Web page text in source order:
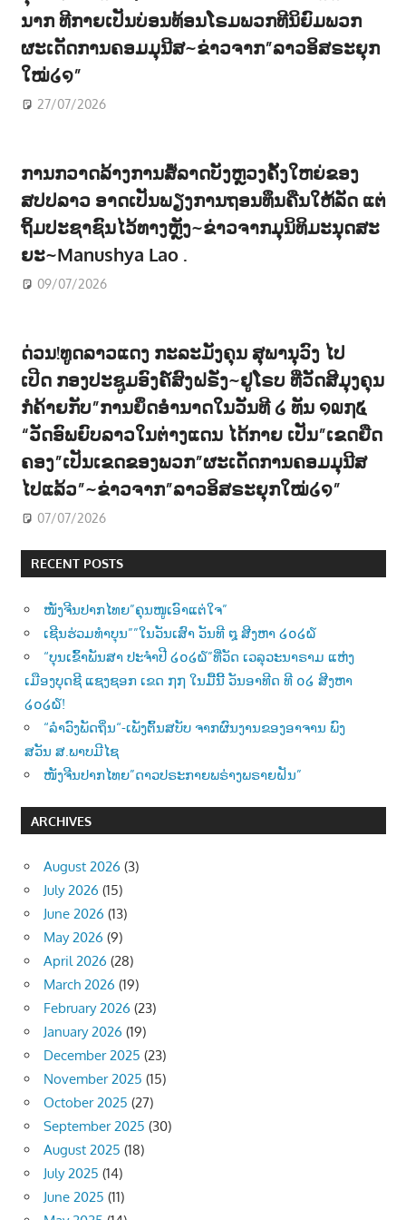
ນາກ ທີກາຍເປັນບ່ອນທ້ອນໂຣມພວກທີນິຍົມພວກ
ຜະເດັດການຄອມມຸນີສ~ຂ່າວຈາກ”ລາວອິສຣະຍຸກ
ໃໝ່໒໑”
27/07/2026
ການກວາດລ້າງການສໍ້ລາດບັງຫຼວງຄັ້ງໃຫຍ່ຂອງ
ສປປລາວ ອາດເປັນພຽງການຖອນທຶນຄືນໃຫ້ລັດ ແຕ່
ຖິ້ມປະຊາຊົນໄວ້ທາງຫຼັງ~ຂ່າວຈາກມຸນິທິມະນຸດສະ
ຍະ~Manushya Lao .
09/07/2026
ດ່ວນ!ທູດລາວແດງ ກະລະມັງຄຸນ ສຸພານຸວົງ ໄປ
ເປີດ ກອງປະຊູມອົງຄ໌ສົງຝຣັ່ງ~ຢູໂຣບ ທີ່ວັດສີມຸງຄຸນ
ກໍຄ້າຍກັບ”ການຍຶດອຳນາດໃນວັນທີ ໒ ທັນ ໑໙໗໕
“ວັດອົພຍົບລາວໃນຕ່າງແດນ ໄດ້ກາຍ ເປັນ”ເຂດຍືດ
ຄອງ”ເປັນເຂດຂອງພວກ”ຜະເດັດການຄອມມຸນີສ
ໄປແລ້ວ”~ຂ່າວຈາກ”ລາວອິສຣະຍຸກໃໝ່໒໑”
07/07/2026
RECENT POSTS
ໜັງຈີນປາກໄທຍ”ຄຸນໜູເອົາແຕ່ໃຈ”
ເຊີນຮ່ວມທຳບຸນ””ໃນວັນເສົາ ວັນທີ ໘ ສີງຫາ ໒໐໒໖
“ບຸນເຂົ້າພັນສາ ປະຈຳປີ ໒໐໒໖”ທີ່ວັດ ເວລຸວະນາຣາມ ແຫ່ງ
ເມືອງບຸດຊີ ແຊງຊອກ ເຂດ ໗໗ ໃນມື້ນີ້ ວັນອາທີດ ທີ ໐໒ ສີງຫາ
໒໐໒໖!
“ລຳວົງພັດຖິ່ນ“-ເພັງຕົ້ນສບັບ ຈາກຜົນງານຂອງອາຈານ ພົງ
ສວັນ ສ.ພາບມີໄຊ
ໜັງຈີນປາກໄທຍ”ດາວປຣະກາຍພຣ່າງພຣາຍຝັນ”
ARCHIVES
August 2026 (3)
July 2026 (15)
June 2026 (13)
May 2026 (9)
April 2026 (28)
March 2026 (19)
February 2026 (23)
January 2026 (19)
December 2025 (23)
November 2025 (15)
October 2025 (27)
September 2025 (30)
August 2025 (18)
July 2025 (14)
June 2025 (11)